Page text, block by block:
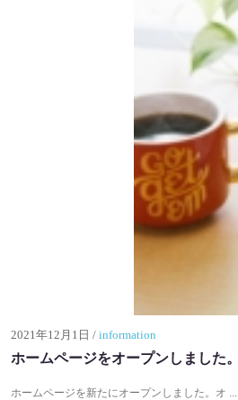
ホームページをオープンしました。
ホームページを新たにオープンしました。オ ...
2021年12月1日 / information